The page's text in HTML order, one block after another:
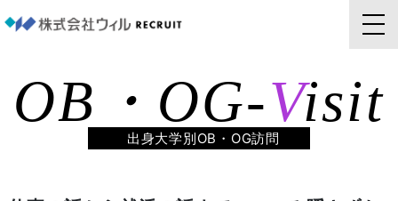
OB・OG-Visit
出身大学別OB・OG訪問